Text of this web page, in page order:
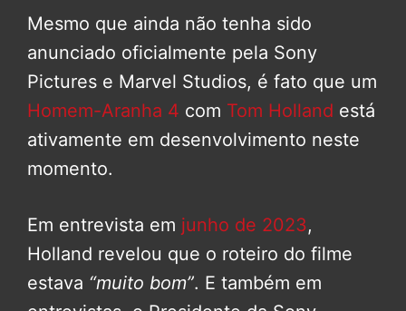
Mesmo que ainda não tenha sido
anunciado oficialmente pela Sony
Pictures e Marvel Studios, é fato que um
Homem-Aranha 4 com Tom Holland está
ativamente em desenvolvimento neste
momento.
Em entrevista em junho de 2023,
Holland revelou que o roteiro do filme
estava “muito bom”. E também em